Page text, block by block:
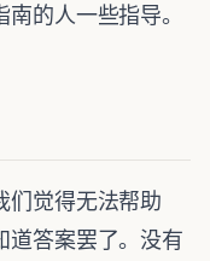
的人一些指导。
们觉得无法帮助
道答案罢了。没有